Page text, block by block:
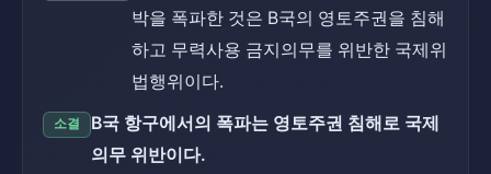
박을 폭파한 것은 B국의 영토주권을 침해
하고 무력사용 금지의무를 위반한 국제위
법행위이다.
소결
B국 항구에서의 폭파는 영토주권 침해로 국제
의무 위반이다.